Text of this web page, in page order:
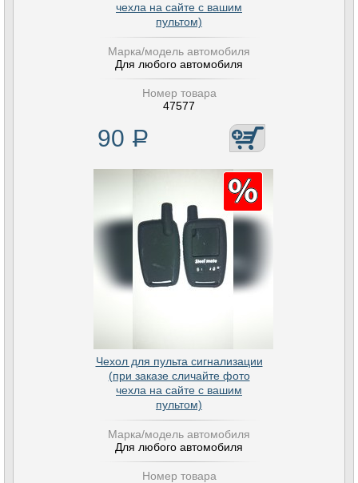
чехла на сайте с вашим
пультом)
Марка/модель автомобиля
Для любого автомобиля
Номер товара
47577
90 Р
Чехол для пульта сигнализации
(при заказе сличайте фото
чехла на сайте с вашим
пультом)
Марка/модель автомобиля
Для любого автомобиля
Номер товара